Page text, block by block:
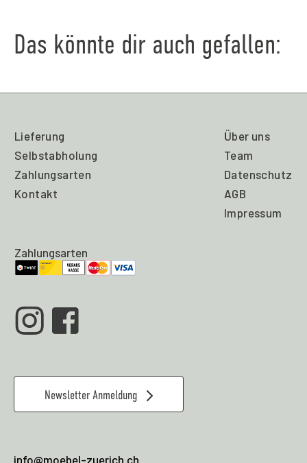
Das könnte dir auch gefallen:
Lieferung
Selbstabholung
Zahlungsarten
Kontakt
Über uns
Team
Datenschutz
AGB
Impressum
Zahlungsarten
Newsletter Anmeldung
info@moebel-zuerich.ch